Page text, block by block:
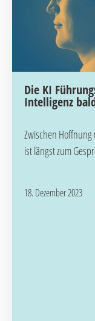
Die KI
Intelligenz
Zwischen
ist längst zum
18. Dezember 2023